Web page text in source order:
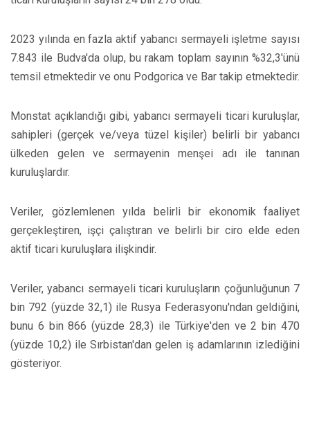
2023 yılında en fazla aktif yabancı sermayeli işletme sayısı
7.843 ile Budva'da olup, bu rakam toplam sayının %32,3'ünü
temsil etmektedir ve onu Podgorica ve Bar takip etmektedir.
Monstat açıklandığı gibi, yabancı sermayeli ticari kuruluşlar,
sahipleri (gerçek ve/veya tüzel kişiler) belirli bir yabancı
ülkeden gelen ve sermayenin menşei adı ile tanınan
kuruluşlardır.
Veriler, gözlemlenen yılda belirli bir ekonomik faaliyet
gerçekleştiren, işçi çalıştıran ve belirli bir ciro elde eden
aktif ticari kuruluşlara ilişkindir.
Veriler, yabancı sermayeli ticari kuruluşların çoğunluğunun 7
bin 792 (yüzde 32,1) ile Rusya Federasyonu'ndan geldiğini,
bunu 6 bin 866 (yüzde 28,3) ile Türkiye'den ve 2 bin 470
(yüzde 10,2) ile Sırbistan'dan gelen iş adamlarının izlediğini
gösteriyor.